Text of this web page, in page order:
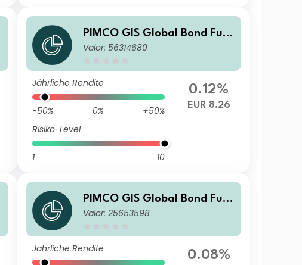
PIMCO GIS Global Bond Fun
d W Class EUR (Hedged) Inco
Valor: 56314680
Jährliche Rendite
-50% 0%
+50%
Risiko-Level
1 10
0.12%
EUR 8.26
PIMCO GIS Global Bond Fun
d T Class USD Accumulation
Valor: 25653598
Jährliche Rendite 0.08%